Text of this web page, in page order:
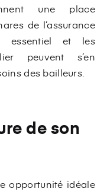
une place
de l’assurance
essentiel et les
peuvent s’en
des bailleurs.
de son
opportunité idéale